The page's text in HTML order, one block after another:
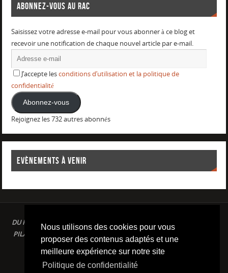
Nous utilisons des cookies pour vous
proposer des contenus adaptés et une
meilleure expérience sur notre site
Politique de confidentialité
ABONNEZ-VOUS AU RAC
Saisissez votre adresse e-mail pour vous abonner à ce blog et
recevoir une notification de chaque nouvel article par e-mail.
J’accepte lesconditions d’utilisation et la politique de
confidentialité
Abonnez-vous
Rejoignez les 732 autres abonnés
EVÈNEMENTS À VENIR
DU PLAISIR DANS LE SPORT LOISIR A LA COMPETITION : AQUAGYM /
PILATES / STRETCHING / COURSE A PIED / NATATION / TRIATHLON /
TRAILS / YOGA/ RENFORCEMENT MUSCULAIRE
Conditions d'utilisation & Politique de confidentialité